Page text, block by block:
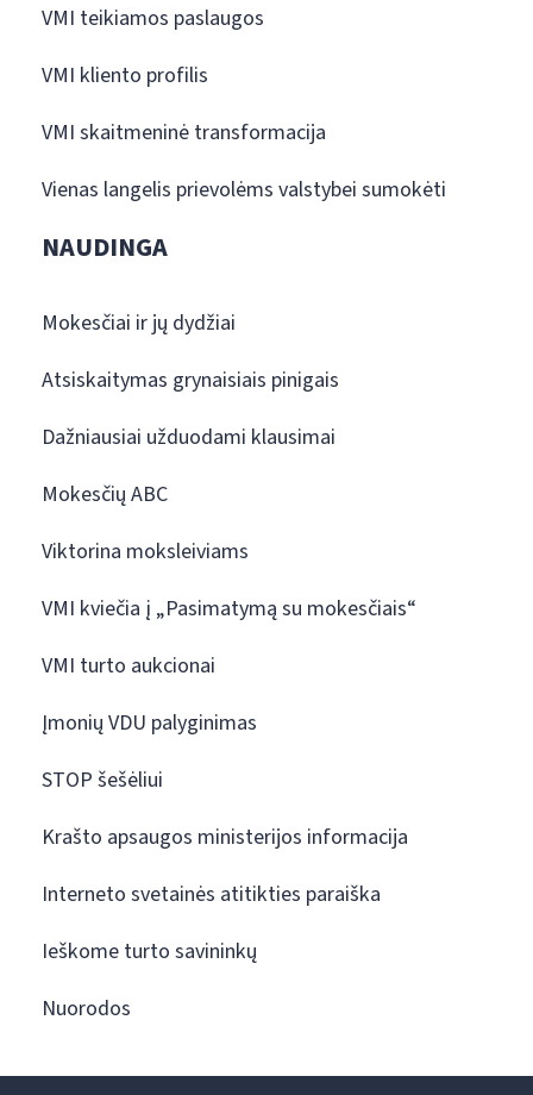
VMI teikiamos paslaugos
VMI kliento profilis
VMI skaitmeninė transformacija
Vienas langelis prievolėms valstybei sumokėti
NAUDINGA
Mokesčiai ir jų dydžiai
Atsiskaitymas grynaisiais pinigais
Dažniausiai užduodami klausimai
Mokesčių ABC
Viktorina moksleiviams
VMI kviečia į „Pasimatymą su mokesčiais“
VMI turto aukcionai
Įmonių VDU palyginimas
STOP šešėliui
Krašto apsaugos ministerijos informacija
Interneto svetainės atitikties paraiška
Ieškome turto savininkų
Nuorodos